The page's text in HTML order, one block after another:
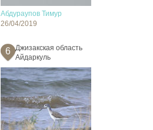
Абдураупов Тимур
26/04/2019
6
Джизакская область
Айдаркуль